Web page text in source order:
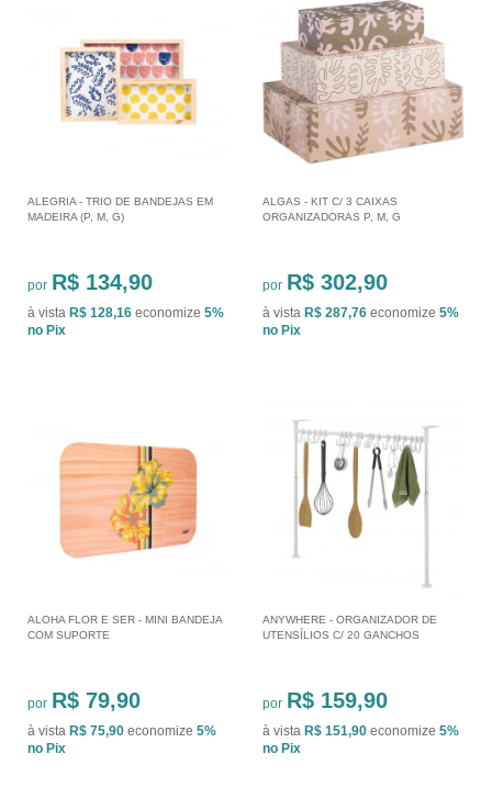
ALEGRIA - TRIO DE BANDEJAS EM
MADEIRA (P, M, G)
por R$ 134,90
à vista R$ 128,16 economize 5%
no Pix
ALGAS - KIT C/ 3 CAIXAS
ORGANIZADORAS P, M, G
por R$ 302,90
à vista R$ 287,76 economize 5%
no Pix
ALOHA FLOR E SER - MINI BANDEJA
COM SUPORTE
por R$ 79,90
à vista R$ 75,90 economize 5%
no Pix
ANYWHERE - ORGANIZADOR DE
UTENSÍLIOS C/ 20 GANCHOS
por R$ 159,90
à vista R$ 151,90 economize 5%
no Pix